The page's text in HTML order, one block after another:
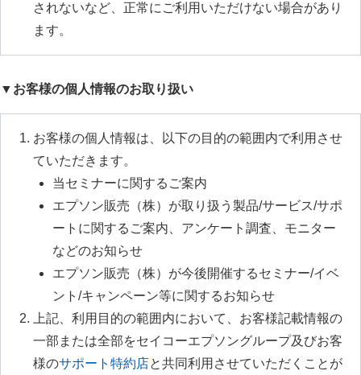
されないなど、正常にご利用いただけない場合があり
ます。
▼お客様の個人情報のお取り扱い
お客様の個人情報は、以下の目的の範囲内で利用させ
ていただきます。
当セミナーに関するご案内
エプソン販売（株）が取り扱う製品/サービス/サポ
ートに関するご案内、アンケート調査、モニター
などのお知らせ
エプソン販売（株）が今後開催するセミナー/イベ
ント/キャンペーン等に関するお知らせ
上記、利用目的の範囲内において、お客様記載情報の
一部または全部をセイコーエプソングループ及びお客
様のサポート特約店と共同利用させていただくことが